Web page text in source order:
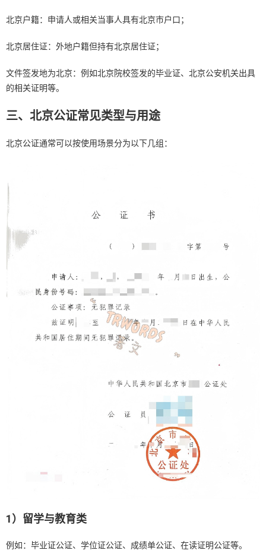
北京户籍：申请人或相关当事人具有北京市户口；
北京居住证：外地户籍但持有北京居住证；
文件签发地为北京：例如北京院校签发的毕业证、北京公安机关出具
的相关证明等。
三、北京公证常见类型与用途
北京公证通常可以按使用场景分为以下几组：
1）留学与教育类
例如：毕业证公证、学位证公证、成绩单公证、在读证明公证等。